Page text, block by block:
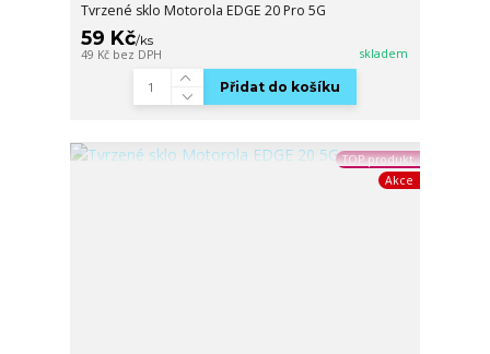
Tvrzené sklo Motorola EDGE 20 Pro 5G
59 Kč/ks
49 Kč bez DPH skladem
Přidat do košíku
TOP produkt
Akce